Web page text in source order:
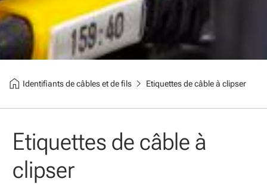
home Identifiants de câbles et de filschevron_right Etiquettes de câble à clipser
Etiquettes de câble à
clipser